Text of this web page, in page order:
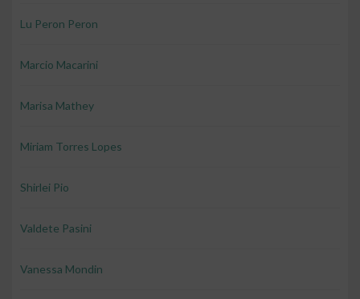
Lu Peron Peron
Marcio Macarini
Marisa Mathey
Miriam Torres Lopes
Shirlei Pio
Valdete Pasini
Vanessa Mondin